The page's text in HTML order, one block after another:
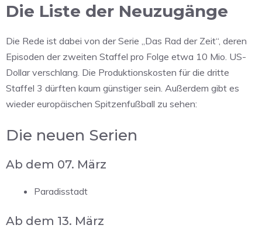
Die Liste der Neuzugänge
Die Rede ist dabei von der Serie „Das Rad der Zeit“, deren
Episoden der zweiten Staffel pro Folge etwa 10 Mio. US-
Dollar verschlang. Die Produktionskosten für die dritte
Staffel 3 dürften kaum günstiger sein. Außerdem gibt es
wieder europäischen Spitzenfußball zu sehen:
Die neuen Serien
Ab dem 07. März
Paradisstadt
Ab dem 13. März